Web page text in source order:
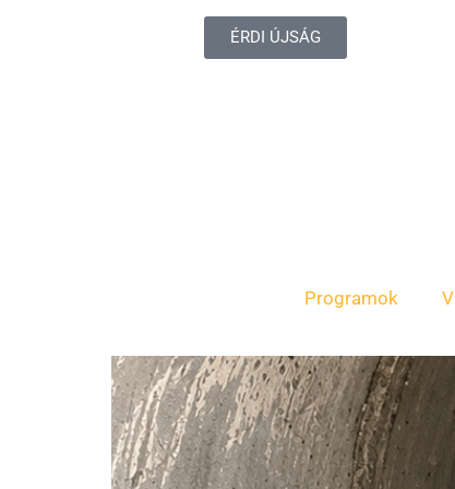
ÉRDI ÚJSÁG
Programok